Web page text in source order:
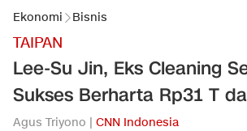
Ekonomi Bisnis
TAIPAN
Lee-Su Jin, Eks Cleaning
Sukses Berharta Rp31 T
Agus Triyono | CNN Indonesia